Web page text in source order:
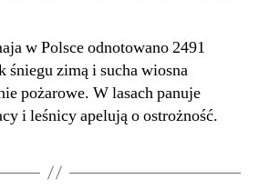
w Polsce odnotowano 2491
śniegu zimą i sucha wiosna
pożarowe. W lasach panuje
i leśnicy apelują o ostrożność.